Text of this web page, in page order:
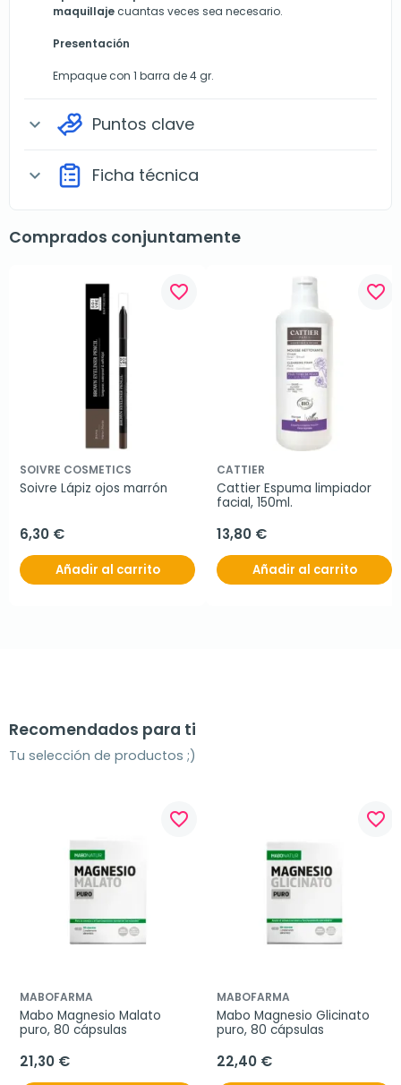
maquillaje cuantas veces sea necesario.
Presentación
Empaque con 1 barra de 4 gr.
expand_more Puntos clave
expand_more Ficha técnica
Comprados conjuntamente
favorite_border
SOIVRE COSMETICS
Soivre Lápiz ojos marrón
6,30 €
Añadir al carrito
favorite_border
CATTIER
Cattier Espuma limpiador
facial, 150ml.
13,80 €
Añadir al carrito
Recomendados para ti
Tu selección de productos ;)
favorite_border
MABOFARMA
Mabo Magnesio Malato
puro, 80 cápsulas
21,30 €
favorite_border
MABOFARMA
Mabo Magnesio Glicinato
puro, 80 cápsulas
22,40 €